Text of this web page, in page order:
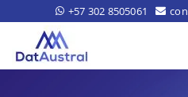
+57 302 8505061